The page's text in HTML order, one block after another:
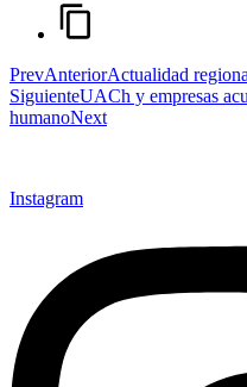
PrevAnteriorActualidad
SiguienteUACh y empresas
humanoNext
Instagram